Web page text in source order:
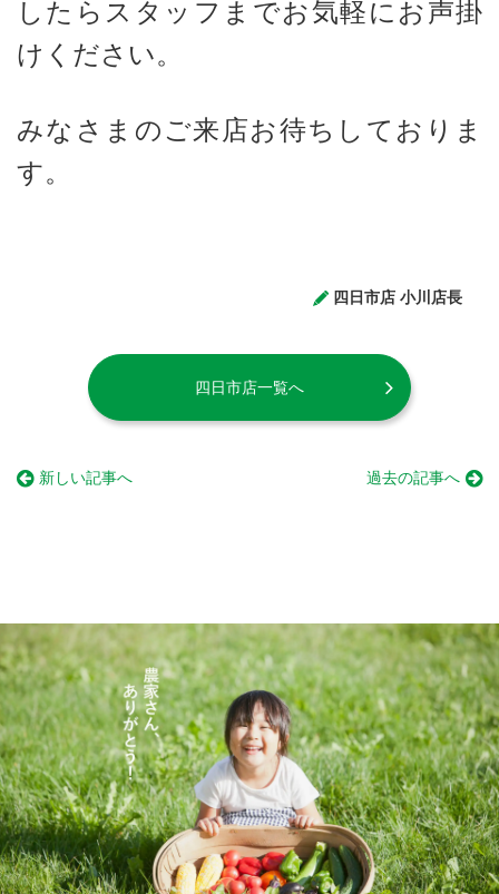
したらスタッフまでお気軽にお声掛
けください。
みなさまのご来店お待ちしておりま
す。
四日市店 小川店長
四日市店一覧へ
新しい記事へ 過去の記事へ